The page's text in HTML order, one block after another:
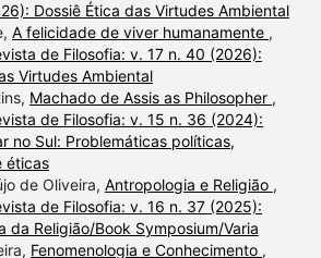
Dossiê Ética das Virtudes Ambiental
A felicidade de viver humanamente ,
de Filosofia: v. 17 n. 40 (2026):
Virtudes Ambiental
Machado de Assis as Philosopher ,
de Filosofia: v. 15 n. 36 (2024):
no Sul: Problemáticas políticas,
éticas
de Oliveira, Antropologia e Religião ,
de Filosofia: v. 16 n. 37 (2025):
da Religião/Book Symposium/Varia
Fenomenologia e Conhecimento ,